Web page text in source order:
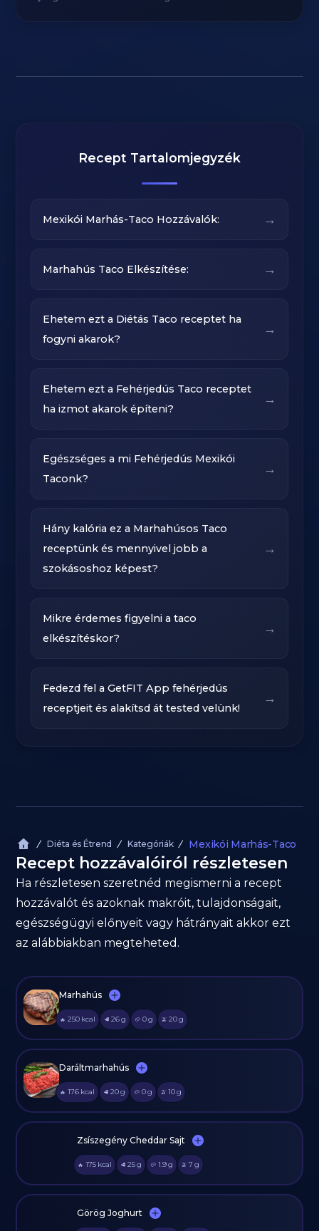
Recept Tartalomjegyzék
Mexikói Marhás-Taco Hozzávalók: →
Marhahús Taco Elkészítése: →
Ehetem ezt a Diétás Taco receptet ha
fogyni akarok?
→
Ehetem ezt a Fehérjedús Taco receptet
ha izmot akarok építeni?
→
Egészséges a mi Fehérjedús Mexikói
Taconk?
→
Hány kalória ez a Marhahúsos Taco
receptünk és mennyivel jobb a
szokásoshoz képest?
→
Mikre érdemes figyelni a taco
elkészítéskor?
→
Fedezd fel a GetFIT App fehérjedús
receptjeit és alakítsd át tested velünk!
→
Diéta és Étrend Kategóriák Mexikói Marhás-Taco
Recept hozzávalóiról részletesen
Ha részletesen szeretnéd megismerni a recept
hozzávalót és azoknak makróit, tulajdonságait,
egészségügyi előnyeit vagy hátrányait akkor ezt
az alábbiakban megteheted.
Marhahús
🔥 250 kcal 🥩 26g 🥔 0g 🫒 20g
Daráltmarhahús
🔥 176 kcal 🥩 20g 🥔 0g 🫒 10g
Zsíszegény Cheddar Sajt
🔥 175 kcal 🥩 25g 🥔 1.9g 🫒 7 g
Görög Joghurt